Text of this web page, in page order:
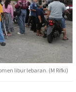
libur lebaran. (M Rifki)